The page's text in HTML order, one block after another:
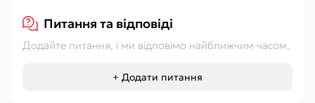
Питання та відповіді
Додайте питання, і ми відповімо найближчим часом.
+ Додати питання